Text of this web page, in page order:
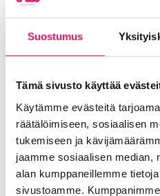
Suostumus
Tämä sivusto käyttää
Käytämme evästeitä
räätälöimiseen, sosiaalisen
tukemiseen ja
jaamme sosiaalisen median,
alan kumppaneillemme
sivustoamme.
– Ja tämä on vasta
myöhemmin
Pysäköintiä useassa
Asukkaita ja matkaajia
rakentuminen tulee
Syyskuun puolenvälin
Seiparkin
käyttöön. Reilulle 100